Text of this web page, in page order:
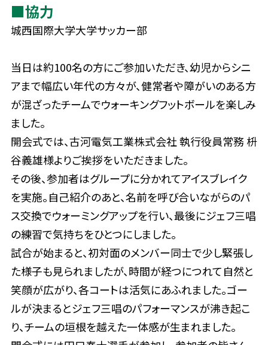
■協力
城西国際大学大学サッカー部
当日は約100名の方にご参加いただき、幼児からシニ
アまで幅広い年代の方々が、健常者や障がいのある方
が混ざったチームでウォーキングフットボールを楽しみ
ました。
開会式では、古河電気工業株式会社 執行役員常務 枡
谷義雄様よりご挨拶をいただきました。
その後、参加者はグループに分かれてアイスブレイク
を実施。自己紹介のあと、名前を呼び合いながらのパ
ス交換でウォーミングアップを行い、最後にジェフ三唱
の練習で気持ちをひとつにしました。
試合が始まると、初対面のメンバー同士で少し緊張し
た様子も見られましたが、時間が経つにつれて自然と
笑顔が広がり、各コートは活気にあふれました。ゴー
ルが決まるとジェフ三唱のパフォーマンスが沸き起こ
り、チームの垣根を越えた一体感が生まれました。